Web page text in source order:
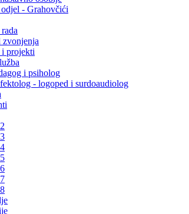
- Grahovčići
zvonjenja
i projekti
i psiholog
- logoped i surdoaudiolog